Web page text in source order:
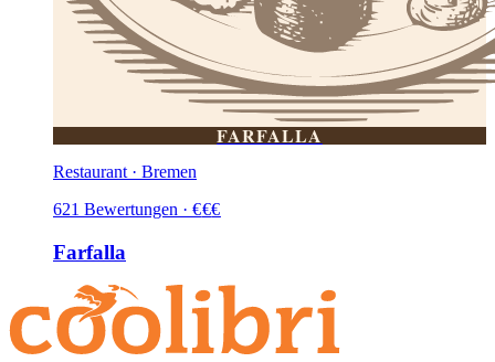
FARFALLA
Restaurant · Bremen
621 Bewertungen · €€€
Farfalla